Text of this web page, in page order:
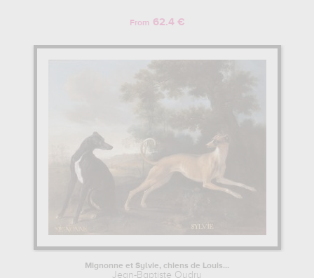
From 62.4 €
Mignonne et Sylvie, chiens de Louis...
Jean-Baptiste Oudry